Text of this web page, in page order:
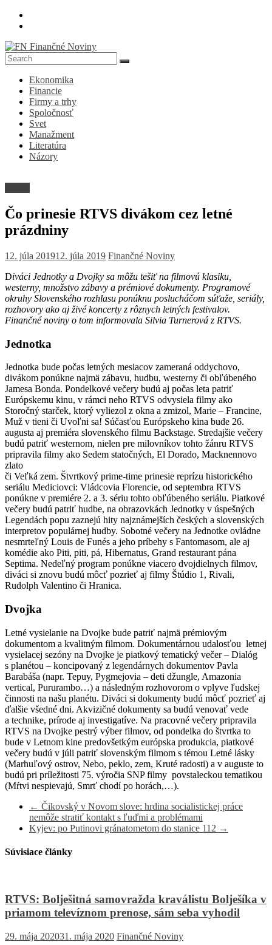
Skip
FN
Finančné
Noviny
Denník
ekonomike
spoločnosti
Ekonomika
Financie
Firmy a trhy
Spoločnosť
Svet
Manažment
Literatúra
Názory
Čo prinesie RTVS divákom cez letné
prázdniny
12. júla 201912. júla 2019 Finančné Noviny
Diváci Jednotky a Dvojky sa môžu tešiť na filmovú klasiku,
westerny, množstvo zábavy a prémiové dokumenty. Programové
okruhy Slovenského rozhlasu ponúknu poslucháčom súťaže, seriály,
rozhovory ako aj živé koncerty z rôznych letných festivalov.
Finančné noviny o tom informovala Silvia Turnerová z RTVS.
Jednotka
Jednotka bude počas letných mesiacov zameraná oddychovo,
divákom ponúkne najmä zábavu, hudbu, westerny či obľúbeného
Jamesa Bonda. Pondelkové večery budú aj počas leta patriť
Európskemu kinu, v rámci neho RTVS odvysiela filmy ako
Storočný starček, ktorý vyliezol z okna a zmizol, Marie – Francine,
Muž v tieni či Uvoľni sa! Súčasťou Európskeho kina bude 26.
augusta aj premiéra slovenského filmu Backstage. Stredajšie večery
budú patriť westernom, nielen pre milovníkov tohto žánru RTVS
pripravila filmy ako Sedem statočných, El Dorado, Macknennovo
zlato
či Veľká zem. Štvrtkový prime-time prinesie reprízu historického
seriálu Mediciovci: Vládcovia Florencie, od septembra RTVS
ponúkne v premiére 2. a 3. sériu tohto obľúbeného seriálu. Piatkové
večery budú patriť hudbe, na obrazovkách Jednotky v úspešných
Legendách popu zaznejú hity najznámejších českých a slovenských
interpretov populárnej hudby. Sobotné večery na Jednotke ovládne
nesmrteľný Louis de Funés a jeho príbehy s Fantomasom, ale aj
komédie ako Piti, piti, pá, Hibernatus, Grand restaurant pána
Septima. Nedeľný program ponúkne viacero dvojdielnych filmov,
diváci si znovu budú môcť pozrieť aj filmy Štúdio 1, Rivali,
Rudolph Valentino či Hranica.
Dvojka
Letné vysielanie na Dvojke bude patriť najmä prémiovým
dokumentom a kvalitným filmom. Dokumentárnou udalosťou letnej
vysielacej sezóny na Dvojke je piatkový tematický večer – Dialóg
s planétou – koncipovaný z legendárnych dokumentov Pavla
Barabáša (napr. Tepuy, Pygmejovia – deti džungle, Amazonia
vertical, Pururambo…) a následným rozhovorom o vplyve ľudskej
činnosti na našu planétu. Diváci si dokumenty budú môcť pozrieť aj
ďalšie všedné dni. Akvizičné dokumenty sa budú venovať vede
a technike, prírode aj investigatíve. Na pracovné večery pripravila
RTVS na Dvojke pestrý výber filmov, od pondelka do štvrtka to
bude v Letnom kine predovšetkým európska produkcia, piatkové
večery budú v júli patriť slovenským filmom s témou Letné lásky
(Marhuľový ostrov, Nebo, peklo, zem, Kruté radosti) a v auguste to
budú pri príležitosti 75. výročia SNP filmy povstaleckou tematikou
(Mŕtvi nespievajú, Smrť chodí po horách,…).
← Čikovský v Novom slove: hrdina socialistickej práce
nemôže stratiť kontakt s ľuďmi a problémami
Kyjev: po Putinovi gránatometom do stanice 112 →
Súvisiace články
RTVS: Bolješitná samovražda kraválistu Bolješíka v
priamom televíznom prenose, sám seba vyhodil
29. mája 202031. mája 2020 Finančné Noviny